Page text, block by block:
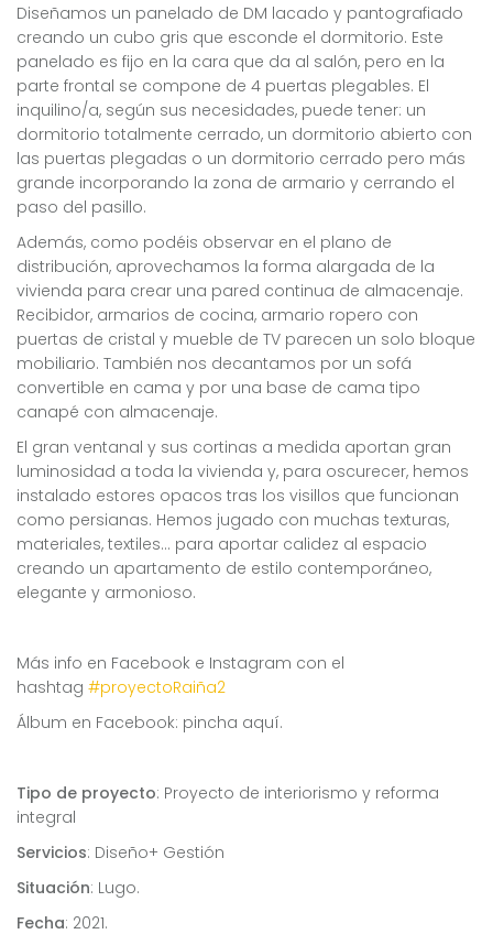
Diseñamos un panelado de DM lacado y pantografiado
creando un cubo gris que esconde el dormitorio. Este
panelado es fijo en la cara que da al salón, pero en la
parte frontal se compone de 4 puertas plegables. El
inquilino/a, según sus necesidades, puede tener: un
dormitorio totalmente cerrado, un dormitorio abierto con
las puertas plegadas o un dormitorio cerrado pero más
grande incorporando la zona de armario y cerrando el
paso del pasillo.
Además, como podéis observar en el plano de
distribución, aprovechamos la forma alargada de la
vivienda para crear una pared continua de almacenaje.
Recibidor, armarios de cocina, armario ropero con
puertas de cristal y mueble de TV parecen un solo bloque
mobiliario. También nos decantamos por un sofá
convertible en cama y por una base de cama tipo
canapé con almacenaje.
El gran ventanal y sus cortinas a medida aportan gran
luminosidad a toda la vivienda y, para oscurecer, hemos
instalado estores opacos tras los visillos que funcionan
como persianas. Hemos jugado con muchas texturas,
materiales, textiles… para aportar calidez al espacio
creando un apartamento de estilo contemporáneo,
elegante y armonioso.
Más info en Facebook e Instagram con el
hashtag #proyectoRaiña2
Álbum en Facebook: pincha aquí.
Tipo de proyecto: Proyecto de interiorismo y reforma
integral
Servicios: Diseño+ Gestión
Situación: Lugo.
Fecha: 2021.